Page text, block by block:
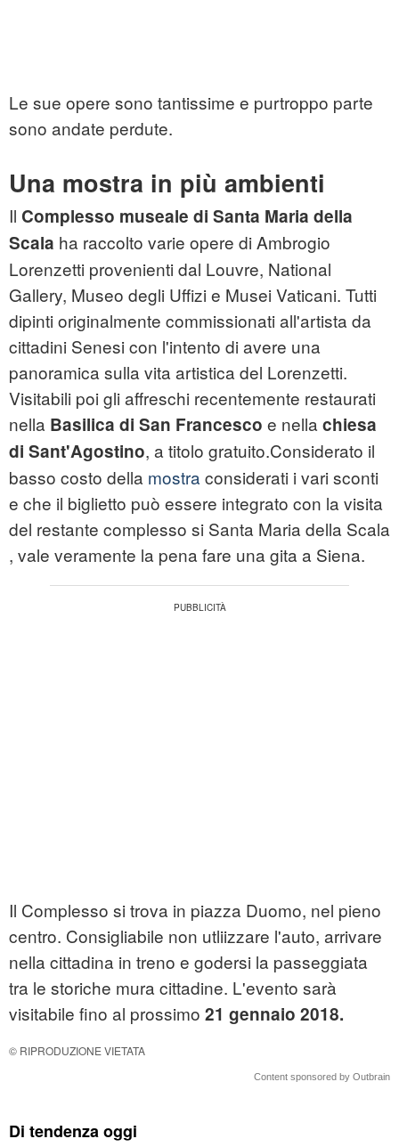
Le sue opere sono tantissime e purtroppo parte
sono andate perdute.
Una mostra in più ambienti
Il Complesso museale di Santa Maria della
Scala ha raccolto varie opere di Ambrogio
Lorenzetti provenienti dal Louvre, National
Gallery, Museo degli Uffizi e Musei Vaticani. Tutti
dipinti originalmente commissionati all'artista da
cittadini Senesi con l'intento di avere una
panoramica sulla vita artistica del Lorenzetti.
Visitabili poi gli affreschi recentemente restaurati
nella Basilica di San Francesco e nella chiesa
di Sant'Agostino, a titolo gratuito.Considerato il
basso costo della mostra considerati i vari sconti
e che il biglietto può essere integrato con la visita
del restante complesso si Santa Maria della Scala
, vale veramente la pena fare una gita a Siena.
Il Complesso si trova in piazza Duomo, nel pieno
centro. Consigliabile non utliizzare l'auto, arrivare
nella cittadina in treno e godersi la passeggiata
tra le storiche mura cittadine. L'evento sarà
visitabile fino al prossimo 21 gennaio 2018.
© RIPRODUZIONE VIETATA
Content sponsored by Outbrain
Di tendenza oggi